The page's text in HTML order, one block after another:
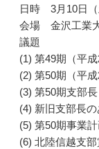
日時 3月10日（
会場 金沢工業
議題
(1) 第49期（平
(2) 第50期（平
(3) 第50期支部
(4) 新旧支部長
(5) 第50期事業
(6) 北陸信越支